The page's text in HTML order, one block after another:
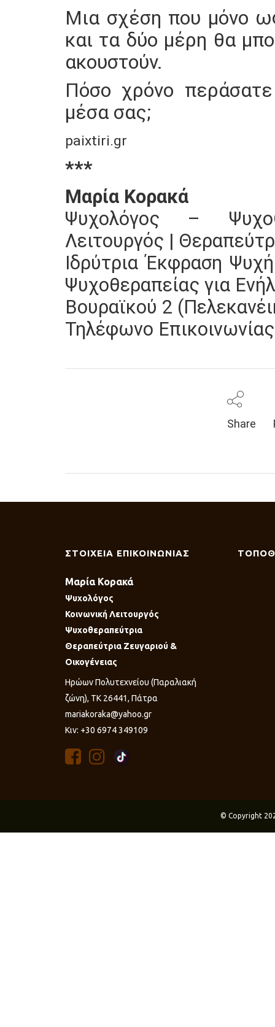
Μια σχέση που μόνο
και τα δύο μέρη θα
ακουστούν.
Πόσο χρόνο
μέσα σας;
paixtiri.gr
***
Μαρία Κορακά
Ψυχολόγος –
Λειτουργός |
Ιδρύτρια Έκφραση
Ψυχοθεραπείας για
Βουραϊκού 2
Τηλέφωνο
Share
ΣΤΟΙΧΕΙΑ ΕΠΙΚΟΙΝΩΝΙΑΣ
Μαρία Κορακά
Ψυχολόγος
Κοινωνική Λειτουργός
Ψυχοθεραπεύτρια
Θεραπεύτρια Ζευγαριού &
Οικογένειας
Ηρώων Πολυτεχνείου (Παραλιακή
ζώνη), ΤΚ 26441, Πάτρα
mariakoraka@yahoo.gr
Κιν: +30 6974 349109
© Copyright